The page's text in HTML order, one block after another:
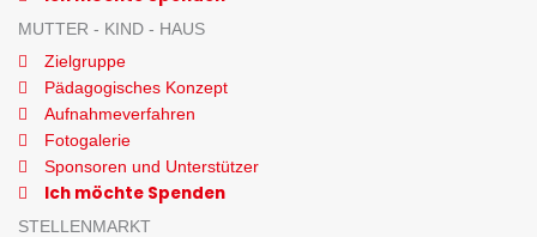
MUTTER - KIND - HAUS
Zielgruppe
Pädagogisches Konzept
Aufnahmeverfahren
Fotogalerie
Sponsoren und Unterstützer
Ich möchte Spenden
STELLENMARKT